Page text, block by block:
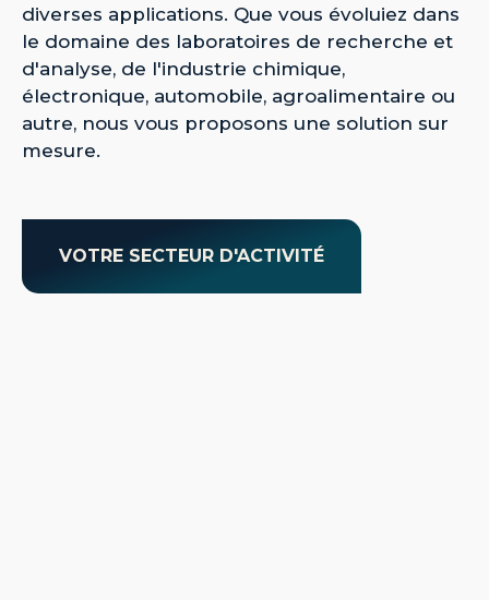
diverses applications. Que vous évoluiez dans
le domaine des laboratoires de recherche et
d'analyse, de l'industrie chimique,
électronique, automobile, agroalimentaire ou
autre, nous vous proposons une solution sur
mesure.
VOTRE SECTEUR D'ACTIVITÉ